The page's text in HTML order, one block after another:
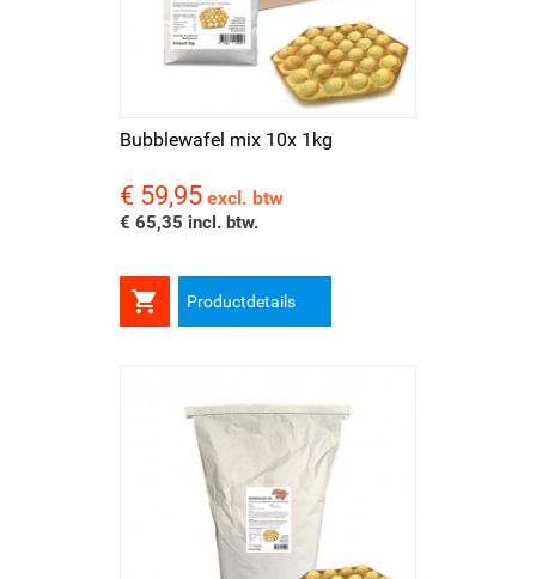
Bubblewafel mix 10x 1kg
Prijs
€ 59,95 excl. btw
€ 65,35 incl. btw.
 Productdetails